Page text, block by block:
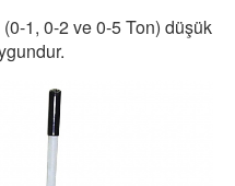
1, 0-2 ve 0-5 Ton) düşük